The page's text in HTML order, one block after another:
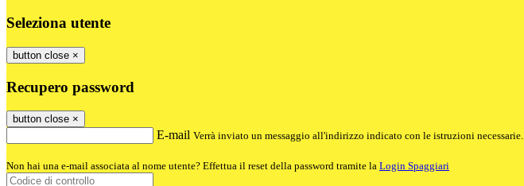
Seleziona utente
button close ×
Recupero password
button close ×
E-mail Verrà inviato un messaggio all'indirizzo indicato con le istruzioni necessarie.
Non hai una e-mail associata al nome utente? Effettua il reset della password tramite la Login Spaggiari